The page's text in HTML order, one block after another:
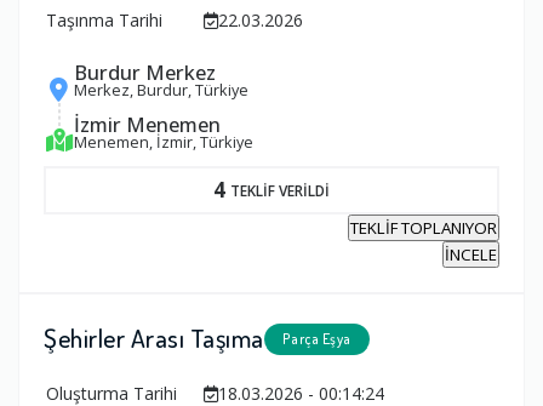
Taşınma Tarihi
22.03.2026
Burdur Merkez
Merkez, Burdur, Türkiye
İzmir Menemen
Menemen, İzmir, Türkiye
4 TEKLİF VERİLDİ
TEKLİF TOPLANIYOR
İNCELE
Şehirler Arası Taşıma Parça Eşya
Oluşturma Tarihi
18.03.2026 - 00:14:24